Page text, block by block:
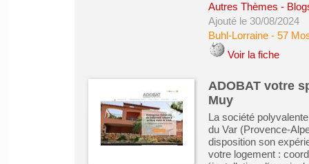
Autres Thèmes -
Ajouté le 30/08/2024
Buhl-Lorraine- 57
Voir la fiche
ADOBAT votre
Muy
La société
du Var (Provence-
disposition son
votre logement :